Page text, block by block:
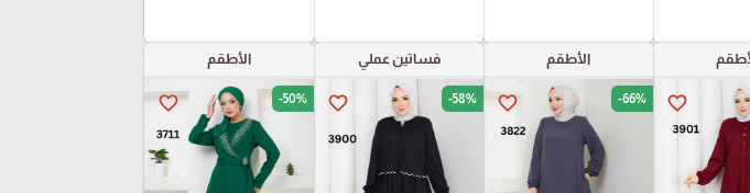
favorite_border
الأطقم
favorite_border -66%
فساتين عملي
favorite_border -58%
الأطقم
favorite_border -50%